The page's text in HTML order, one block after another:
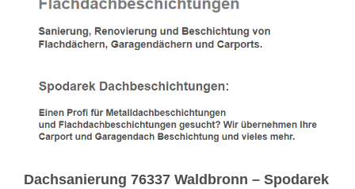
Dachsanierung 76337 Waldbronn – Spodarek